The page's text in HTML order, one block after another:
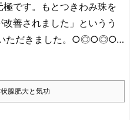
です。もとつきわみ珠を
善されました」というう
いただきました。○◎○◎○…
腺肥大と気功